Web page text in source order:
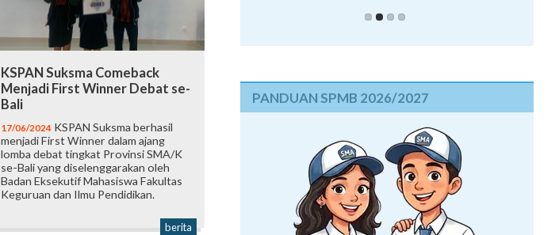
KSPAN Suksma Comeback
Menjadi First Winner Debat se-
Bali
17/06/2024 KSPAN Suksma berhasil
menjadi First Winner dalam ajang
lomba debat tingkat Provinsi SMA/K
se-Bali yang diselenggarakan oleh
Badan Eksekutif Mahasiswa Fakultas
Keguruan dan Ilmu Pendidikan.
berita
PANDUAN SPMB 2026/2027